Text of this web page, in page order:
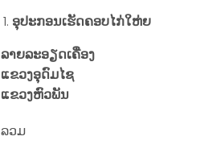
ອຸປະກອນເຮັດຄອບໄກ່ໃຫ່ຍ
ລາຍລະອຽດເຄື່ອງ
ແຂວງອຸດົມໄຊ
ແຂວງຫົວພັນ
ລວມ